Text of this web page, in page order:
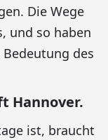
Die Wege
und so haben
des
Hannover.
ist, braucht